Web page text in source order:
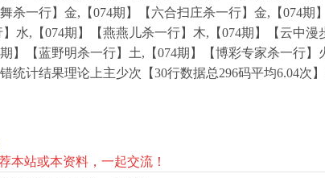
杀一行】金,【074期】【六合扫庄杀一行】金,【074期
水,【074期】【燕燕儿杀一行】木,【074期】【云中
】【蓝野明杀一行】土,【074期】【博彩专家杀一行】
统计结果理论上主少次【30行数据总296码平均6.04次
本站或本资料，一起交流！